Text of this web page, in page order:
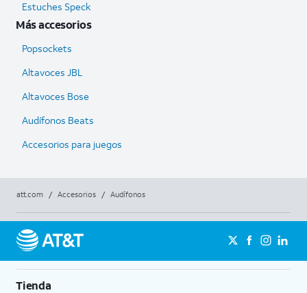
Estuches Speck
Más accesorios
Popsockets
Altavoces JBL
Altavoces Bose
Audífonos Beats
Accesorios para juegos
att.com / Accesorios / Audífonos
Tienda